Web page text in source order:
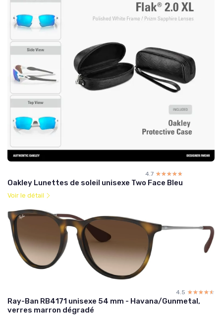
4.7 ☆☆☆☆☆
★★★★★
Oakley Lunettes de soleil unisexe Two Face Bleu
Voir le détail
4.5 ☆☆☆☆☆
★★★★★
Ray-Ban RB4171 unisexe 54 mm - Havana/Gunmetal,
verres marron dégradé